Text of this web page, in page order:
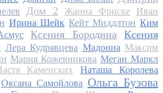
Дом 2 Жанна Фриске
Иван
Ирина Шейк Кейт Миддлтон Ким
Ксения Бородина
Ксения
Лера Кудрявцева Мадонна Максим
Мария Кожевникова Меган Маркл
Каменских
Наташа Королева
Оксана Самойлова Ольга Бузова